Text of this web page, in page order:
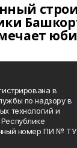
в
по надзору в
технологий и
номер ПИ № ТУ